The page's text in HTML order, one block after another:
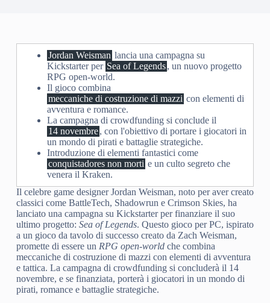
Jordan Weisman lancia una campagna su
Kickstarter per Sea of Legends, un nuovo progetto
RPG open-world.
Il gioco combina
meccaniche di costruzione di mazzi con elementi di
avventura e romance.
La campagna di crowdfunding si conclude il
14 novembre, con l'obiettivo di portare i giocatori in
un mondo di pirati e battaglie strategiche.
Introduzione di elementi fantastici come
conquistadores non morti e un culto segreto che
venera il Kraken.
Il celebre game designer Jordan Weisman, noto per aver creato
classici come BattleTech, Shadowrun e Crimson Skies, ha
lanciato una campagna su Kickstarter per finanziare il suo
ultimo progetto: Sea of Legends. Questo gioco per PC, ispirato
a un gioco da tavolo di successo creato da Zach Weisman,
promette di essere un RPG open-worldche combina
meccaniche di costruzione di mazzi con elementi di avventura
e tattica. La campagna di crowdfunding si concluderà il 14
novembre, e se finanziata, porterà i giocatori in un mondo di
pirati, romance e battaglie strategiche.